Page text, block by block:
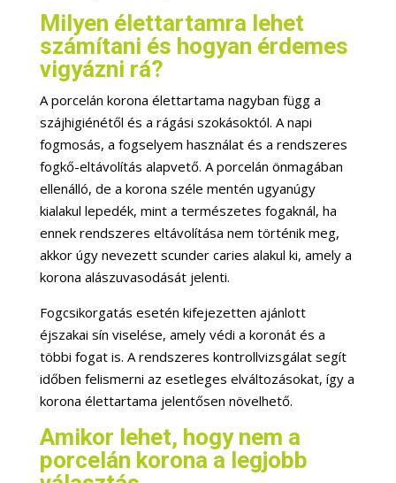
Milyen élettartamra lehet
számítani és hogyan érdemes
vigyázni rá?
A porcelán korona élettartama nagyban függ a
szájhigiénétől és a rágási szokásoktól. A napi
fogmosás, a fogselyem használat és a rendszeres
fogkő-eltávolítás alapvető. A porcelán önmagában
ellenálló, de a korona széle mentén ugyanúgy
kialakul lepedék, mint a természetes fogaknál, ha
ennek rendszeres eltávolítása nem történik meg,
akkor úgy nevezett scunder caries alakul ki, amely a
korona alászuvasodását jelenti.
Fogcsikorgatás esetén kifejezetten ajánlott
éjszakai sín viselése, amely védi a koronát és a
többi fogat is. A rendszeres kontrollvizsgálat segít
időben felismerni az esetleges elváltozásokat, így a
korona élettartama jelentősen növelhető.
Amikor lehet, hogy nem a
porcelán korona a legjobb